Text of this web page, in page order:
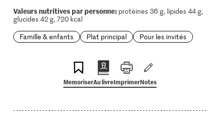
Valeurs nutritives par personne:protéines 36 g, lipides 44 g,
glucides 42 g, 720 kcal
Famille & enfants
Plat principal Pour les invités
MemoriserAu livreImprimerNotes